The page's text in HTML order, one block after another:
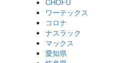
CHOFU
ワーテックス
コロナ
ナスラック
マックス
愛知県